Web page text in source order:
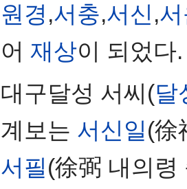
원경 ,서충,서신 ,
어 재상이 되었다.
대구달성 서씨(달
계보는 서신일(徐
서필(徐弼 내의령